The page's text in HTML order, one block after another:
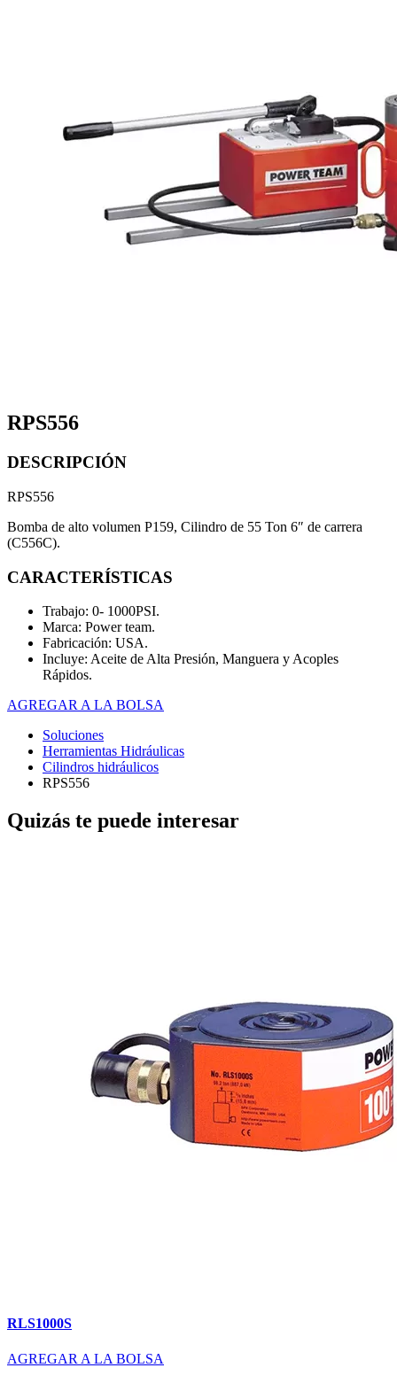
RPS556
DESCRIPCIÓN
RPS556
Bomba de alto volumen P159, Cilindro de 55 Ton 6″ de carrera
(C556C).
CARACTERÍSTICAS
Trabajo: 0- 1000PSI.
Marca: Power team.
Fabricación: USA.
Incluye: Aceite de Alta Presión, Manguera y Acoples
Rápidos.
AGREGAR A LA BOLSA
Soluciones
Herramientas Hidráulicas
Cilindros hidráulicos
RPS556
Quizás te puede interesar
RLS1000S
AGREGAR A LA BOLSA